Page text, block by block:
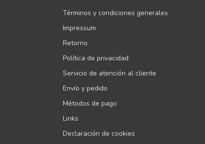
Términos y condiciones generales
Impressum
Retorno
Política de privacidad
Servicio de atención al cliente
Envío y pedido
Métodos de pago
Links
Declaración de cookies